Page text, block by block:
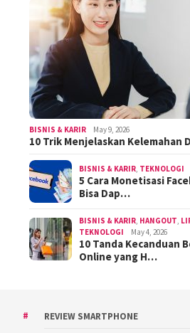
BISNIS & KARIR May 9, 2026
10 Trik Menjelaskan Kelemahan
BISNIS & KARIR TEKNOLOGI
5 Cara Monetisasi
Bisa Dap…
BISNIS & KARIR HANGOUT
TEKNOLOGI
May 4, 2026
10 Tanda Kecanduan
Online yang H…
REVIEW SMARTPHONE